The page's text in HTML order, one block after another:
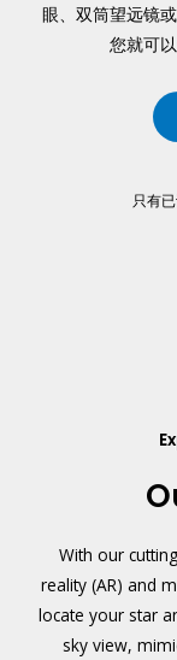
眼、双筒望远镜
您就可
只有
With our
reality (AR) and
locate your star
sky view,